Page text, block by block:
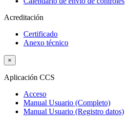
Acreditación
Certificado
Anexo técnico
×
Aplicación CCS
Acceso
Manual Usuario (Completo)
Manual Usuario (Registro datos)